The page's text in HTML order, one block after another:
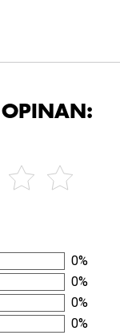
OPINAN:
0%
0%
0%
0%